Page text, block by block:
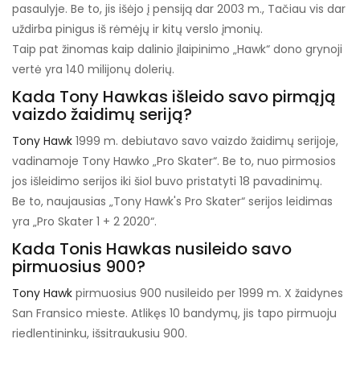
pasaulyje. Be to, jis išėjo į pensiją dar 2003 m., Tačiau vis dar
uždirba pinigus iš rėmėjų ir kitų verslo įmonių.
Taip pat žinomas kaip dalinio įlaipinimo „Hawk“ dono grynoji
vertė yra 140 milijonų dolerių.
Kada Tony Hawkas išleido savo pirmąją
vaizdo žaidimų seriją?
Tony Hawk 1999 m. debiutavo savo vaizdo žaidimų serijoje,
vadinamoje Tony Hawko „Pro Skater“. Be to, nuo pirmosios
jos išleidimo serijos iki šiol buvo pristatyti 18 pavadinimų.
Be to, naujausias „Tony Hawk's Pro Skater“ serijos leidimas
yra „Pro Skater 1 + 2 2020“.
Kada Tonis Hawkas nusileido savo
pirmuosius 900?
Tony Hawk pirmuosius 900 nusileido per 1999 m. X žaidynes
San Fransico mieste. Atlikęs 10 bandymų, jis tapo pirmuoju
riedlentininku, išsitraukusiu 900.